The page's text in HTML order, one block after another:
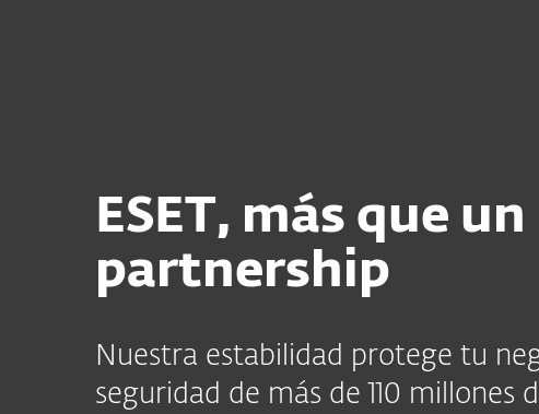
ESET, más que un
partnership
Nuestra estabilidad protege tu
seguridad de más de 110 millones